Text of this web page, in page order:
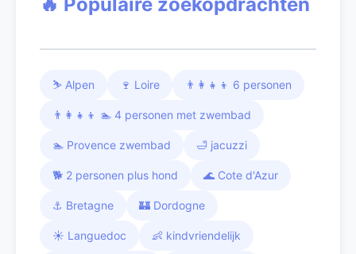
⛷️ Alpen 🍷 Loire 👨‍👩‍👧‍👦 6 personen
👨‍👩‍👧‍👦 🏊 4 personen met zwembad
🏊 Provence zwembad 🛁 jacuzzi
🐕 2 personen plus hond 🌊 Cote d'Azur
⚓ Bretagne 🏰 Dordogne
☀️ Languedoc 👶 kindvriendelijk